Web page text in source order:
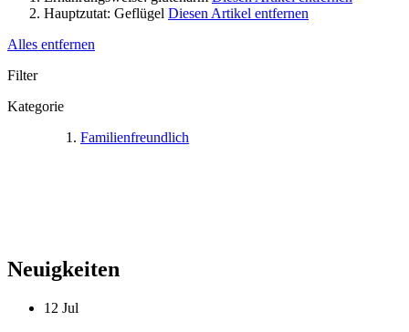
Hauptzutat: Geflügel Diesen Artikel entfernen
Alles entfernen
Filter
Kategorie
Familienfreundlich
Neuigkeiten
12 Jul